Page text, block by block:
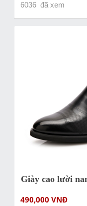
6036 đã xem
Giày cao lười
490,000 VNĐ